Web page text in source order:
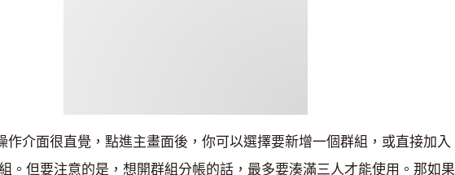
作介面很直覺，點進主畫面後，你可以選擇要新增一個群組，或直接加入
。但要注意的是，想開群組分帳的話，最多要湊滿三人才能使用。那如果